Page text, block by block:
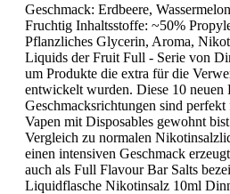
Geschmack: Erdbeere,
Fruchtig Inhaltsstoffe: ~50%
Pflanzliches Glycerin, Aroma,
Liquids der Fruit Full - Serie von
um Produkte die extra für die
entwickelt wurden. Diese 10 neuen
Geschmacksrichtungen sind
Vapen mit Disposables gewohnt
Vergleich zu normalen
einen intensiven Geschmack
auch als Full Flavour Bar Salts
Liquidflasche Nikotinsalz 10ml